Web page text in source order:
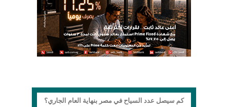
كم سيصل عدد السياح في مصر بنهاية العام الجاري؟